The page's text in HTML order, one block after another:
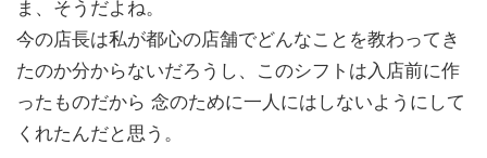
ま、そうだよね。
今の店長は私が都心の店舗でどんなことを教わってき
たのか分からないだろうし、このシフトは入店前に作
ったものだから 念のために一人にはしないようにして
くれたんだと思う。